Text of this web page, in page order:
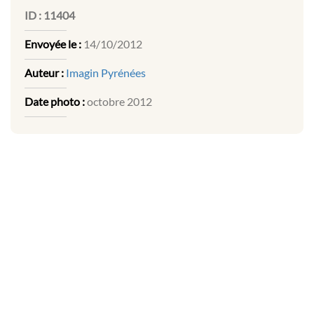
ID : 11404
Envoyée le : 14/10/2012
Auteur : Imagin Pyrénées
Date photo :octobre 2012